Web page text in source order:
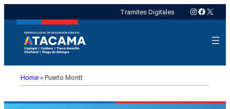
Tramites Digitales Instagram
X
Home » Puerto Montt